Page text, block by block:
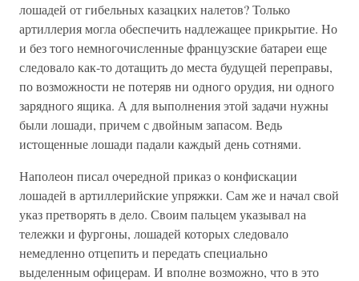
лошадей от гибельных казацких налетов? Только
артиллерия могла обеспечить надлежащее прикрытие. Но
и без того немногочисленные французские батареи еще
следовало как-то дотащить до места будущей переправы,
по возможности не потеряв ни одного орудия, ни одного
зарядного ящика. А для выполнения этой задачи нужны
были лошади, причем с двойным запасом. Ведь
истощенные лошади падали каждый день сотнями.
Наполеон писал очередной приказ о конфискации
лошадей в артиллерийские упряжки. Сам же и начал свой
указ претворять в дело. Своим пальцем указывал на
тележки и фургоны, лошадей которых следовало
немедленно отцепить и передать специально
выделенным офицерам. И вполне возможно, что в это